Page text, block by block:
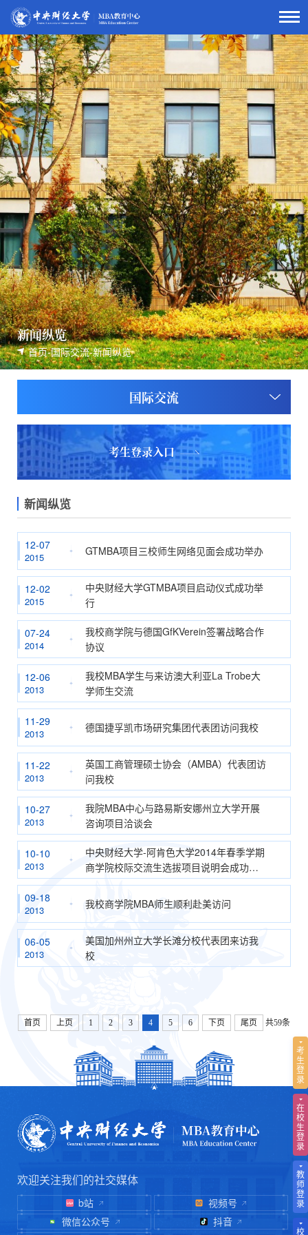
新闻纵览
首页-国际交流-新闻纵览
国际交流
考生登录入口
新闻纵览
12-07
2015 GTMBA项目三校师生网络见面会成功举办
12-02
2015
中央财经大学GTMBA项目启动仪式成功举
行
07-24
2014
我校商学院与德国GfKVerein签署战略合作
协议
12-06
2013
我校MBA学生与来访澳大利亚La Trobe大
学师生交流
11-29
2013 德国捷孚凯市场研究集团代表团访问我校
11-22
2013
英国工商管理硕士协会（AMBA）代表团访
问我校
10-27
2013
我院MBA中心与路易斯安娜州立大学开展
咨询项目洽谈会
10-10
2013
中央财经大学-阿肯色大学2014年春季学期
商学院校际交流生选拔项目说明会成功举
办
09-18
2013 我校商学院MBA师生顺利赴美访问
06-05
2013
美国加州州立大学长滩分校代表团来访我
校
首页 上页 1 2 3 4 5 6 下页 尾页 共59条
欢迎关注我们的社交媒体
b站
视频号
微信公众号
抖音
考
生
登
录
在
校
生
登
录
教
师
登
录
校